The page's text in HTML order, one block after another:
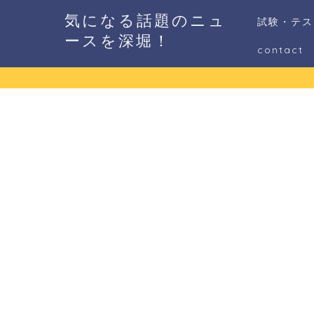
気になる話題のニュ
ースを深堀！
試験・テス
contact